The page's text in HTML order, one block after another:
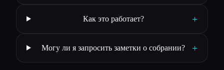
Как это работает? +
Могу ли я запросить заметки о собрании? +